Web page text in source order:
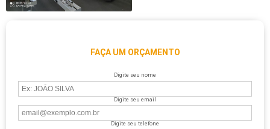
FAÇA UM ORÇAMENTO
Digite seu nome
Digite seu email
Digite seu telefone